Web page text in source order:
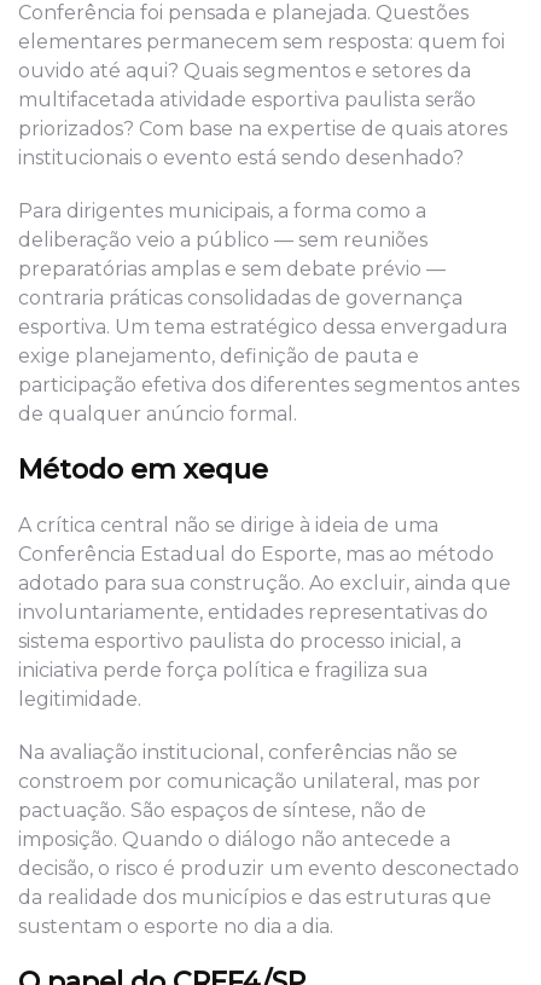
Conferência foi pensada e planejada. Questões
elementares permanecem sem resposta: quem foi
ouvido até aqui? Quais segmentos e setores da
multifacetada atividade esportiva paulista serão
priorizados? Com base na expertise de quais atores
institucionais o evento está sendo desenhado?
Para dirigentes municipais, a forma como a
deliberação veio a público — sem reuniões
preparatórias amplas e sem debate prévio —
contraria práticas consolidadas de governança
esportiva. Um tema estratégico dessa envergadura
exige planejamento, definição de pauta e
participação efetiva dos diferentes segmentos antes
de qualquer anúncio formal.
Método em xeque
A crítica central não se dirige à ideia de uma
Conferência Estadual do Esporte, mas ao método
adotado para sua construção. Ao excluir, ainda que
involuntariamente, entidades representativas do
sistema esportivo paulista do processo inicial, a
iniciativa perde força política e fragiliza sua
legitimidade.
Na avaliação institucional, conferências não se
constroem por comunicação unilateral, mas por
pactuação. São espaços de síntese, não de
imposição. Quando o diálogo não antecede a
decisão, o risco é produzir um evento desconectado
da realidade dos municípios e das estruturas que
sustentam o esporte no dia a dia.